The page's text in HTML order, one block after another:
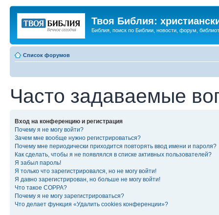
Твоя Библия:
Библия, поиск по Библии, новости, форум,
Список форумов
Часто задаваемые
Вход на конференцию и регистрация
Почему я не могу войти?
Зачем мне вообще нужно регистрироваться?
Почему мне периодически приходится повторять ввод имени и пароля?
Как сделать, чтобы я не появлялся в списке активных пользователей?
Я забыл пароль!
Я только что зарегистрировался, но не могу войти!
Я давно зарегистрирован, но больше не могу войти!
Что такое COPPA?
Почему я не могу зарегистрироваться?
Что делает функция «Удалить cookies конференции»?